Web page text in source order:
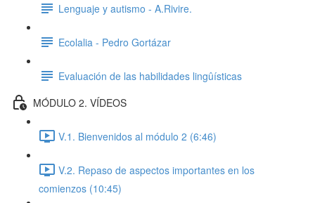
Lenguaje y autismo - A.Rivire.
Ecolalia - Pedro Gortázar
Evaluación de las habilidades lingûísticas
MÓDULO 2. VÍDEOS
V.1. Bienvenidos al módulo 2 (6:46)
V.2. Repaso de aspectos importantes en los
comienzos (10:45)